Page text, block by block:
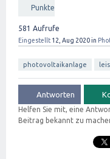
Punkte
581 Aufrufe
Eingestellt 12, Aug 2020in
photovoltaikanlage
Helfen Sie mit, eine
Beitrag bekannt zu